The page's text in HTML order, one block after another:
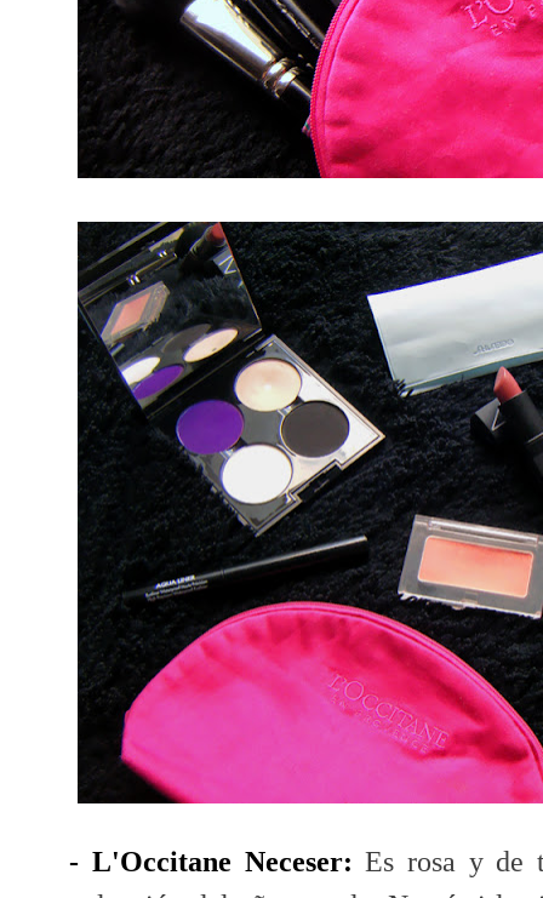
- L'Occitane Neceser: Es rosa y de